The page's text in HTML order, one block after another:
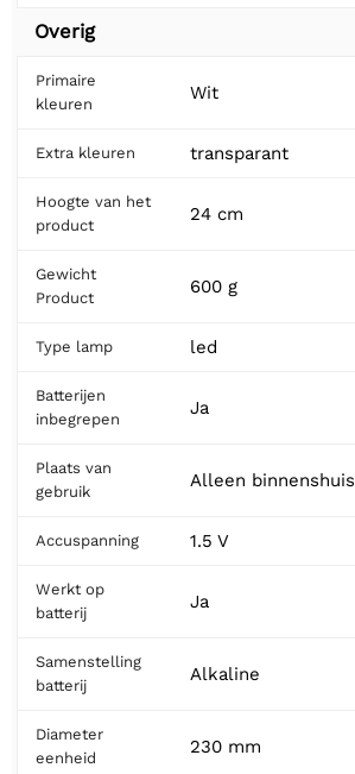
Overig
Primaire
kleuren
Wit
Extra kleuren transparant
Hoogte van het
product
24 cm
Gewicht
Product
600 g
Type lamp led
Batterijen
inbegrepen
Ja
Plaats van
gebruik
Alleen binnenshuis
Accuspanning 1.5 V
Werkt op
batterij
Ja
Samenstelling
batterij
Alkaline
Diameter
eenheid
230 mm